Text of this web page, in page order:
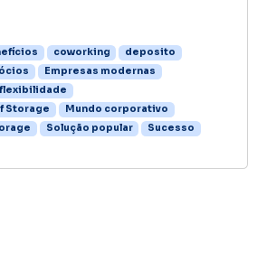
coworking
deposito
Empresas modernas
flexibilidade
Storage
Mundo corporativo
Solução popular
Sucesso